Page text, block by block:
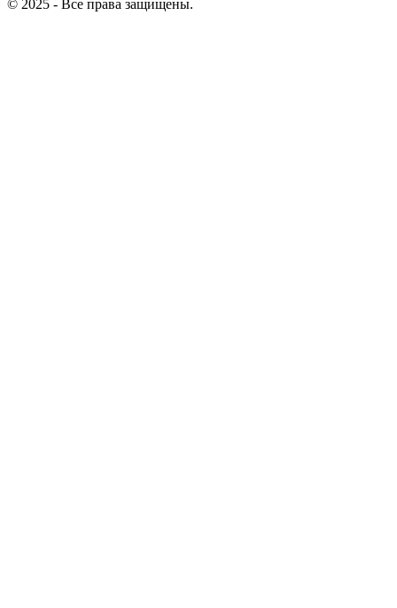
© 2025 - Все права защищены.